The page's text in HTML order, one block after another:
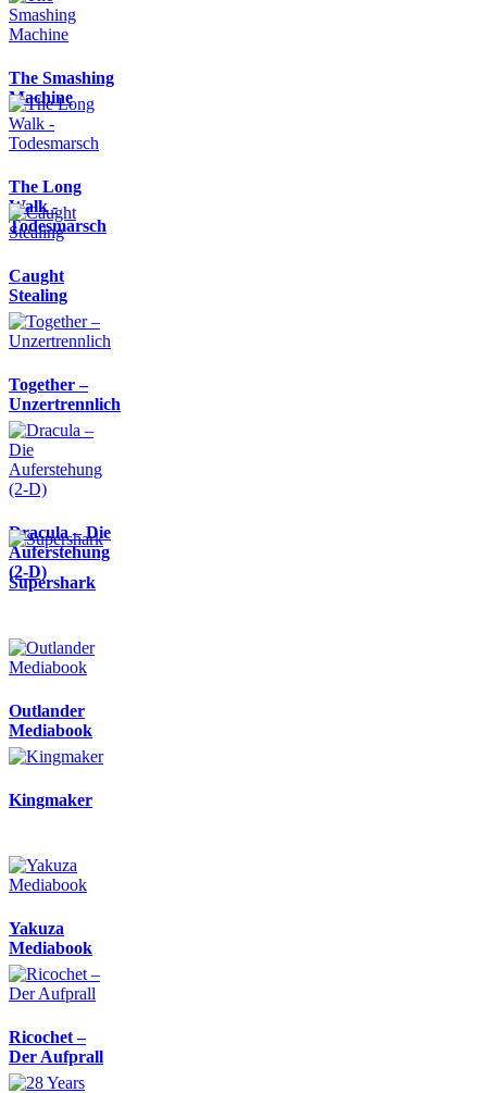
The Smashing
Machine
The Long
Walk -
Todesmarsch
Caught
Stealing
Together –
Unzertrennlich
Dracula – Die
Auferstehung
(2-D)
Supershark
Outlander
Mediabook
Kingmaker
Yakuza
Mediabook
Ricochet –
Der Aufprall